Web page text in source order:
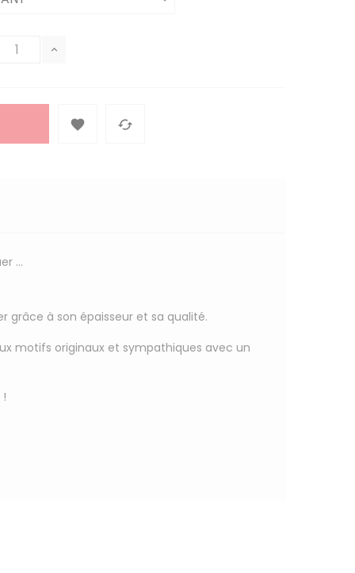
 
...
grâce à son épaisseur et sa qualité.
motifs originaux et sympathiques avec un